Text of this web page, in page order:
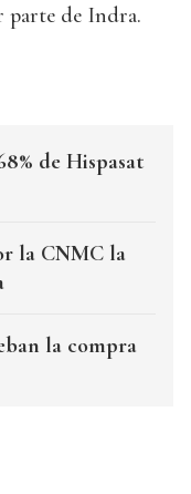
parte de Indra.
de Hispasat
la CNMC la
la compra